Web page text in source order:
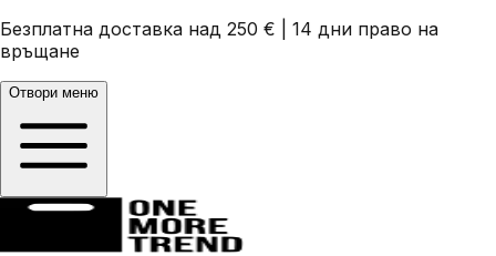
Безплатна доставка над 250 €
14 дни право на
връщане
Отвори меню